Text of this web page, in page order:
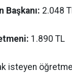
Başkanı: 2.048
1.890 TL
isteyen